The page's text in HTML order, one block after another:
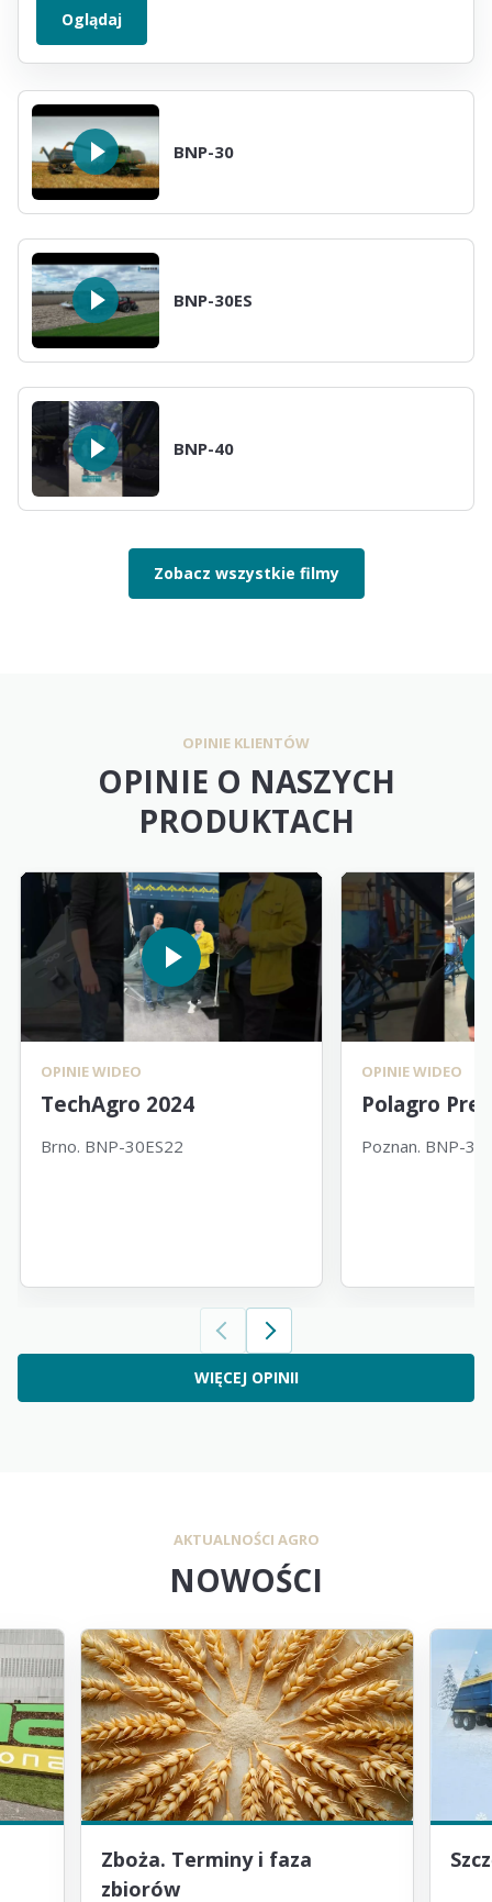
Oglądaj
BNP-30
BNP-30ES
BNP-40
Zobacz wszystkie filmy
OPINIE KLIENTÓW
OPINIE O NASZYCH
PRODUKTACH
OPINIE WIDEO
TechAgro 2024
Brno. BNP-30ES22
OPINIE WIDEO
Polagro
Poznan. BNP-
WIĘCEJ OPINII
AKTUALNOŚCI AGRO
NOWOŚCI
Zboża. Terminy i faza
zbiorów